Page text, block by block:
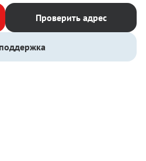
Проверить адрес